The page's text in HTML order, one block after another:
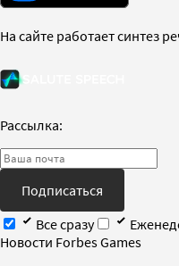
На сайте работает синтез
Рассылка:
Подписаться
Все сразу
Новости Forbes Games